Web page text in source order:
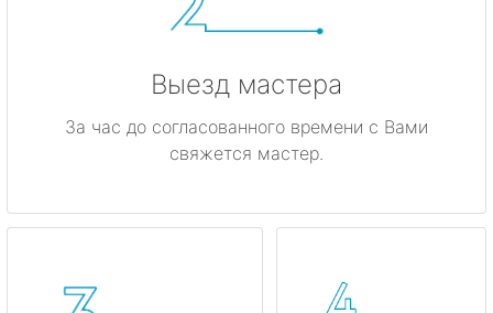
Выезд мастера
За час до согласованного времени с Вами
свяжется мастер.